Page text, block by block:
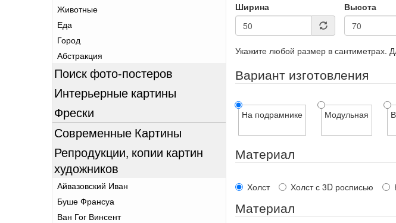
Животные
Еда
Город
Абстракция
Поиск фото-постеров
Интерьерные картины
Фрески
Современные Картины
Репродукции, копии картин
художников
Айвазовский Иван
Буше Франсуа
Ван Гог Винсент
Ширина
Высота
Укажите любой размер в сантиметрах.
Вариант изготовления
На подрамнике Модульная
Материал
Холст Холст с 3D росписью
Материал